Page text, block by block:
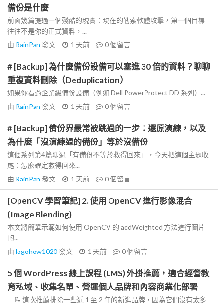
備份是什麼
前面幾篇提過一個殘酷的現實：現在的勒索軟體攻擊，第一個目標
往往不是你的正式資料，...
由 RainPan 發文 1 天前 0個留言
# [Backup] 為什麼備份設備可以塞進 30 倍的資料？聊聊
重複資料刪除（Deduplication）
如果你看過企業級備份設備（例如 Dell PowerProtect DD 系列）...
由 RainPan 發文 1 天前 0個留言
# [Backup] 備份界最常被跳過的一步：還原演練，以及
為什麼「沒演練過的備份」等於沒備份
這個系列第4篇聊過「有備份不等於救得回來」，今天把這個主題收
尾：怎麼確定救得回來...
由 RainPan 發文 1 天前 0個留言
[OpenCV 學習筆記] 2. 使用 OpenCV 進行影像混合
(Image Blending)
本文將簡單示範如何使用 OpenCV 的 addWeighted 方法進行圖片
的...
由 logohow1020發文 1 天前 0個留言
5 個 WordPress 線上課程 (LMS) 外掛推薦，適合經營教
育私域、收集名單、營運個人品牌和內容商業化部署
📝 這次推薦排除一些近 1 至 2 年的新進品牌，因為它們沒有太多